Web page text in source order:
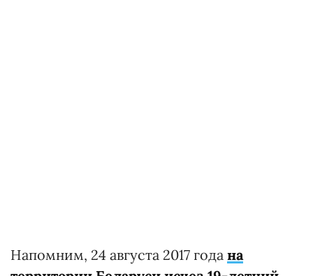
Напомним, 24 августа 2017 года на